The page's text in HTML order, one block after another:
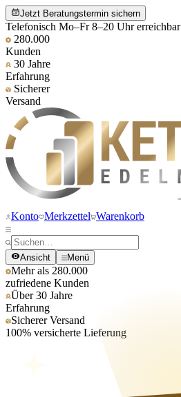
Jetzt Beratungstermin sichern
Telefonisch Mo–Fr 8–20 Uhr erreichbar
280.000
Kunden
30 Jahre
Erfahrung
Sicherer
Versand
Konto Merkzettel Warenkorb
Ansicht Menü
Mehr als 280.000
zufriedene Kunden
Über 30 Jahre
Erfahrung
Sicherer Versand
100% versicherte Lieferung